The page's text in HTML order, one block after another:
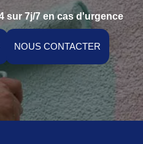
sur 7j/7 en cas d'urgence
NOUS CONTACTER